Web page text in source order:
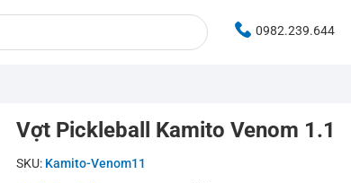
0982.239.644
Vợt Pickleball Kamito Venom 1.1
SKU: Kamito-Venom11